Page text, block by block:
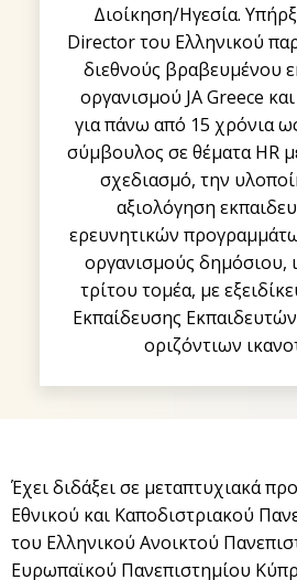
Διοίκηση/Ηγεσία.
Director του Ελληνικού
διεθνούς βραβευμένου
οργανισμού JA Greece
για πάνω από 15 χρόνια
σύμβουλος σε θέματα HR
σχεδιασμό, την
αξιολόγηση
ερευνητικών
οργανισμούς δημόσιου,
τρίτου τομέα, με
Εκπαίδευσης
οριζόντιων
Έχει διδάξει σε μεταπτυχιακά
Εθνικού και Καποδιστριακού
του Ελληνικού Ανοικτού
Ευρωπαϊκού Πανεπιστημίου